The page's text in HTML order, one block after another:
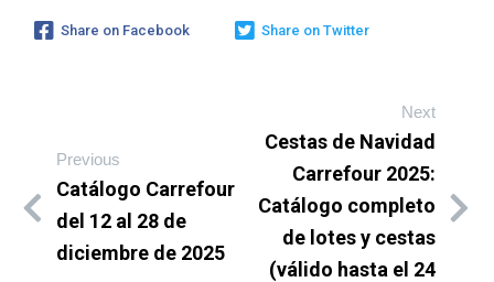
Share on Facebook Share on Twitter
Previous
Catálogo Carrefour
del 12 al 28 de
diciembre de 2025
Next
Cestas de Navidad
Carrefour 2025:
Catálogo completo
de lotes y cestas
(válido hasta el 24